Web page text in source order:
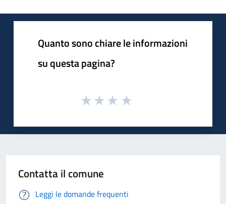
Quanto sono chiare le informazioni
su questa pagina?
Contatta il comune
Leggi le domande frequenti